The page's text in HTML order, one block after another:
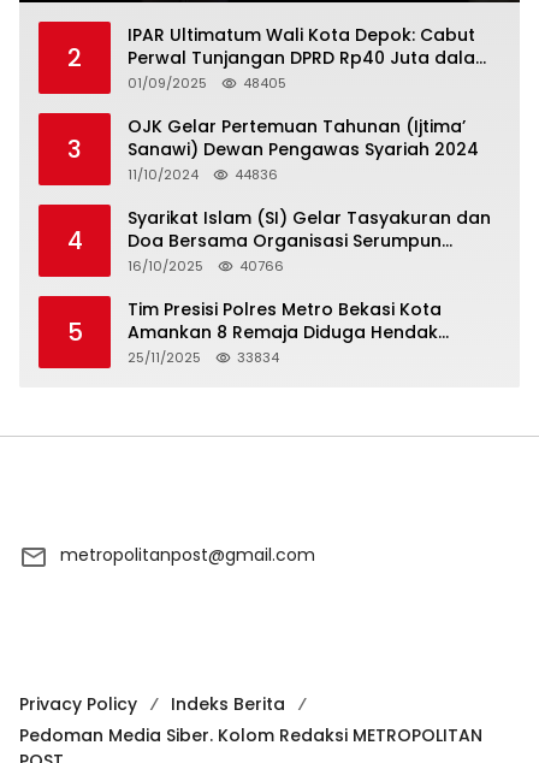
2
IPAR Ultimatum Wali Kota Depok: Cabut
Perwal Tunjangan DPRD Rp40 Juta dalam
5 Hari atau Hadapi Aksi Rakyat
01/09/2025 48405
3
OJK Gelar Pertemuan Tahunan (Ijtima’
Sanawi) Dewan Pengawas Syariah 2024
11/10/2024 44836
4
Syarikat Islam (SI) Gelar Tasyakuran dan
Doa Bersama Organisasi Serumpun
Syarikat Islam Doa
16/10/2025 40766
5
Tim Presisi Polres Metro Bekasi Kota
Amankan 8 Remaja Diduga Hendak
Tawuran
25/11/2025 33834
metropolitanpost@gmail.com
Privacy Policy
Indeks Berita
Pedoman Media Siber. Kolom Redaksi METROPOLITAN